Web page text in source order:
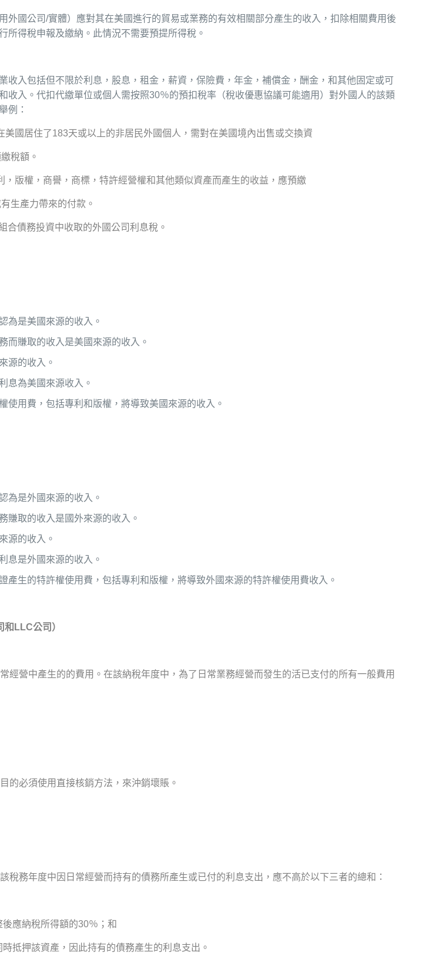
外國公司/實體）應對其在美國進行的貿易或業務的有效相關部分產生的收入，扣除相關費用後
所得稅申報及繳納。此情況不需要預提所得稅。
收入包括但不限於利息，股息，租金，薪資，保險費，年金，補償金，酬金，和其他固定或可
收入。代扣代繳單位或個人需按照30％的預扣稅率（稅收優惠協議可能適用）對外國人的該類
例：
美國居住了183天或以上的非居民外國個人，需對在美國境內出售或交換資
稅額。
，版權，商譽，商標，特許經營權和其他類似資產而產生的收益，應預繳
生產力帶來的付款。
合債務投資中收取的外國公司利息稅。
為是美國來源的收入。
而賺取的收入是美國來源的收入。
源的收入。
息為美國來源收入。
使用費，包括專利和版權，將導致美國來源的收入。
為是外國來源的收入。
賺取的收入是國外來源的收入。
源的收入。
息是外國來源的收入。
產生的特許權使用費，包括專利和版權，將導致外國來源的特許權使用費收入。
和 LLC公司）
經營中產生的的費用。在該納稅年度中，為了日常業務經營而發生的活已支付的所有一般費用
的必須使用直接核銷方法，來沖銷壞賬。
稅務年度中因日常經營而持有的債務所產生或已付的利息支出，應不高於以下三者的總和：
應納稅所得額的30％；和
抵押該資產，因此持有的債務產生的利息支出。